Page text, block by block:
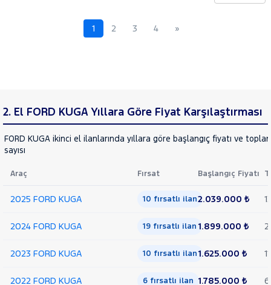
1 2 3 4 »
2. El FORD KUGA Yıllara Göre Fiyat Karşılaştırması
FORD KUGA ikinci el ilanlarında yıllara göre başlangıç fiyatı ve
sayısı
Araç Fırsat Başlangıç Fiyatı
2025 FORD KUGA 10 fırsatlı ilan2.039.000 ₺
2024 FORD KUGA 19 fırsatlı ilan 1.899.000 ₺
2023 FORD KUGA 10 fırsatlı ilan1.625.000 ₺ 11
2022 FORD KUGA 6 fırsatlı ilan 1.785.000 ₺ 6